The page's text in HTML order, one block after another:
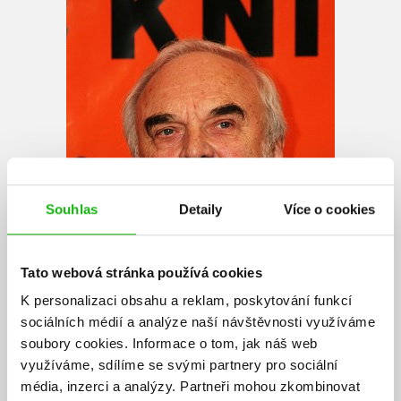
Souhlas Detaily Více o cookies
Tato webová stránka používá cookies
K personalizaci obsahu a reklam, poskytování funkcí
sociálních médií a analýze naší návštěvnosti využíváme
soubory cookies. Informace o tom, jak náš web
využíváme, sdílíme se svými partnery pro sociální
média, inzerci a analýzy. Partneři mohou zkombinovat
Zdeněk Svěrák